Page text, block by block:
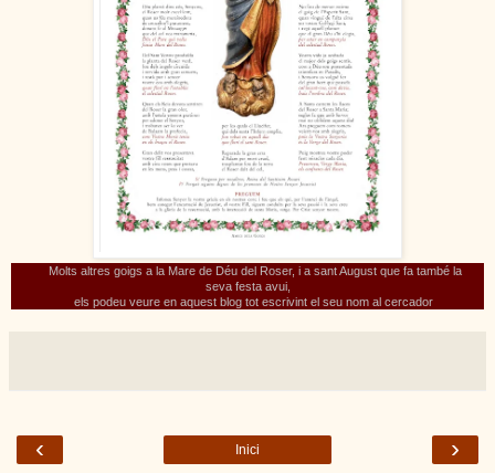
Molts altres goigs a la Mare de Déu del Roser, i a sant August que fa tambéla
seva festa avui,
els podeu veure en aquest blog tot escrivint el seu nom al cercador
‹ ›
Inici